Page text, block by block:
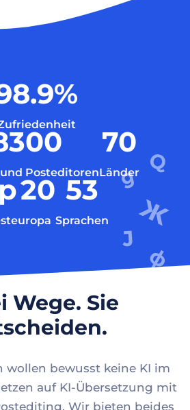
%
Posteditoren
70
Länder
20 53
Sprachen
Wege. Sie
wollen bewusst keine KI im
auf KI-Übersetzung mit
Wir bieten beides